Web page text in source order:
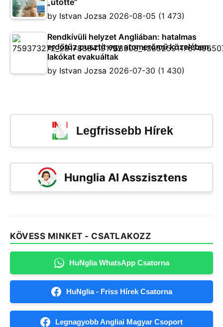
„ütötte”
by Istvan Jozsa 2026-08-05 (1 473)
Rendkívüli helyzet Angliában: hatalmas
erdőtűz pusztít egy atomerőmű közelében,
lakókat evakuáltak
by Istvan Jozsa 2026-07-30 (1 430)
Legfrissebb Hírek
Hunglia AI Asszisztens
KÖVESS MINKET - CSATLAKOZZ
HuNglia WhatsApp Csatorna
HuNglia - Friss Hírek Csatorna
Legnagyobb Angliai Magyar Csoport